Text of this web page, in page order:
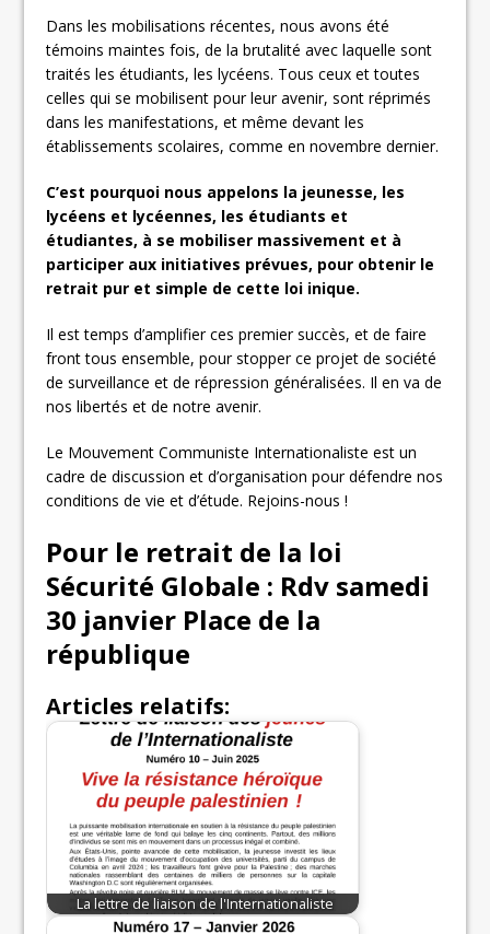
Dans les mobilisations récentes, nous avons été
témoins maintes fois, de la brutalité avec laquelle sont
traités les étudiants, les lycéens. Tous ceux et toutes
celles qui se mobilisent pour leur avenir, sont réprimés
dans les manifestations, et même devant les
établissements scolaires, comme en novembre dernier.
C’est pourquoi nous appelons la jeunesse, les
lycéens et lycéennes, les étudiants et
étudiantes, à se mobiliser massivement et à
participer aux initiatives prévues, pour obtenir le
retrait pur et simple de cette loi inique.
Il est temps d’amplifier ces premier succès, et de faire
front tous ensemble, pour stopper ce projet de société
de surveillance et de répression généralisées. Il en va de
nos libertés et de notre avenir.
Le Mouvement Communiste Internationaliste est un
cadre de discussion et d’organisation pour défendre nos
conditions de vie et d’étude. Rejoins-nous !
Pour le retrait de la loi
Sécurité Globale : Rdv samedi
30 janvier Place de la
république
Articles relatifs:
La lettre de liaison de l'Internationaliste